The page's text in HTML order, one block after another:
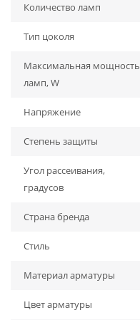
Количество ламп
Тип цоколя
Максимальная мощность
ламп, W
Напряжение
Степень защиты
Угол рассеивания,
градусов
Страна бренда
Стиль
Материал арматуры
Цвет арматуры